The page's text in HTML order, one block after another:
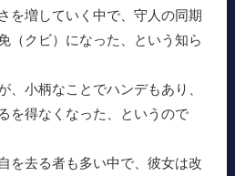
を増していく中で、守人の同期
（クビ）になった、という知ら
、小柄なことでハンデもあり、
を得なくなった、というので
を去る者も多い中で、彼女は改